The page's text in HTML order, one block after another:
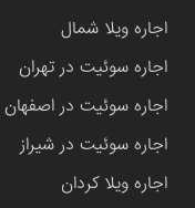
اجاره ویلا شمال
اجاره سوئیت در تهران
اجاره سوئیت در اصفهان
اجاره سوئیت در شیراز
اجاره ویلا کردان